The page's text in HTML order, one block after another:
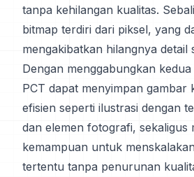
tanpa kehilangan kualitas.
bitmap terdiri dari piksel, yang
mengakibatkan hilangnya detail
Dengan menggabungkan
PCT dapat menyimpan gambar
efisien seperti ilustrasi dengan
dan elemen fotografi, sekaligus
kemampuan untuk
tertentu tanpa penurunan